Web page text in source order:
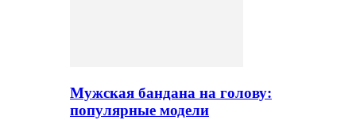
Мужская бандана на голову:
популярные модели